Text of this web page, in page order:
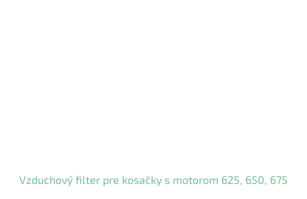
Vzduchový filter pre kosačky s motorom 625, 650, 675